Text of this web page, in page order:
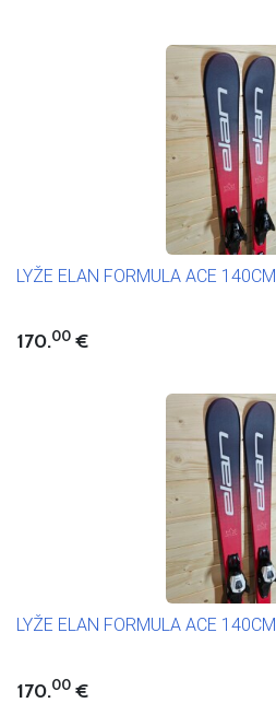
LYŽE ELAN FORMULA ACE 140CM
170.00 €
LYŽE ELAN FORMULA ACE 140CM
170.00 €